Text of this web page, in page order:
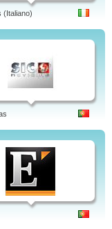
(Italiano)